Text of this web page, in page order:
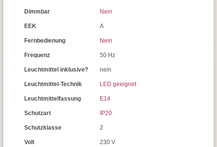
Dimmbar Nein
EEK A
Fernbedienung Nein
Frequenz 50 Hz
Leuchtmittel inklusive? nein
Leuchtmittel-Technik LED geeignet
Leuchtmittelfassung E14
Schutzart IP20
Schutzklasse 2
Volt 230 V